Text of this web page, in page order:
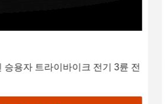
승용자 트라이바이크 전기 3륜 전